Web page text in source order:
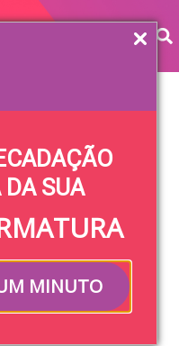
DA SUA
MINUTO
»Dicas para você
vida